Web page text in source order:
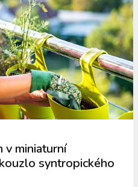
v miniaturní
syntropického